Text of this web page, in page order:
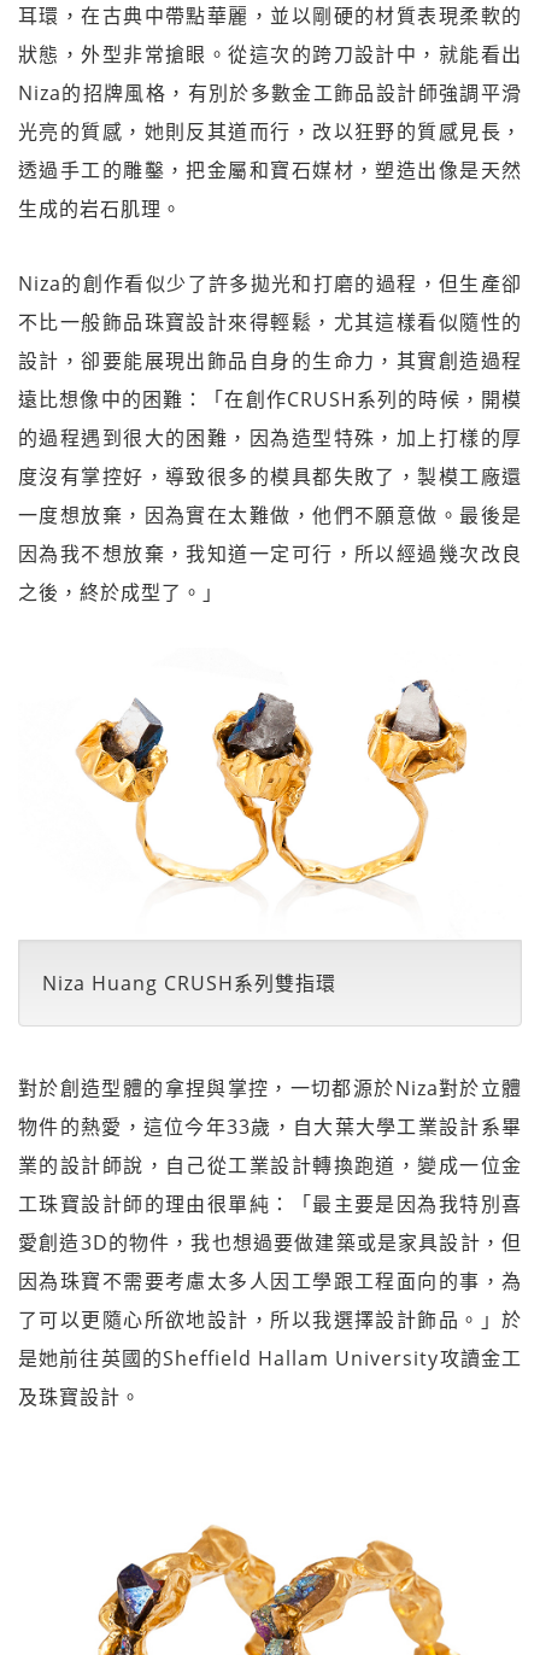
耳環，在古典中帶點華麗，並以剛硬的材質表現柔軟的
狀態，外型非常搶眼。從這次的跨刀設計中，就能看出
Niza的招牌風格，有別於多數金工飾品設計師強調平滑
光亮的質感，她則反其道而行，改以狂野的質感見長，
透過手工的雕鑿，把金屬和寶石媒材，塑造出像是天然
生成的岩石肌理。
Niza的創作看似少了許多拋光和打磨的過程，但生產卻
不比一般飾品珠寶設計來得輕鬆，尤其這樣看似隨性的
設計，卻要能展現出飾品自身的生命力，其實創造過程
遠比想像中的困難：「在創作CRUSH系列的時候，開模
的過程遇到很大的困難，因為造型特殊，加上打樣的厚
度沒有掌控好，導致很多的模具都失敗了，製模工廠還
一度想放棄，因為實在太難做，他們不願意做。最後是
因為我不想放棄，我知道一定可行，所以經過幾次改良
之後，終於成型了。」
Niza Huang CRUSH系列雙指環
對於創造型體的拿捏與掌控，一切都源於Niza對於立體
物件的熱愛，這位今年33歲，自大葉大學工業設計系畢
業的設計師說，自己從工業設計轉換跑道，變成一位金
工珠寶設計師的理由很單純：「最主要是因為我特別喜
愛創造3D的物件，我也想過要做建築或是家具設計，但
因為珠寶不需要考慮太多人因工學跟工程面向的事，為
了可以更隨心所欲地設計，所以我選擇設計飾品。」於
是她前往英國的Sheffield Hallam University攻讀金工
及珠寶設計。